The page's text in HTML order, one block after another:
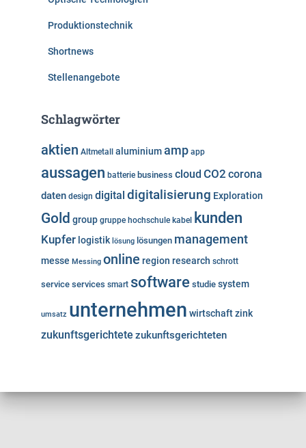
Produktionstechnik
Shortnews
Stellenangebote
Schlagwörter
aktien Altmetall aluminiumamp app
aussagen batterie business cloud CO2 corona
daten design digital digitalisierung Exploration
Gold group gruppe hochschule kabel kunden
Kupfer logistik lösung lösungen management
messe Messing online region research schrott
service services smart software studie system
umsatz unternehmen wirtschaftzink
zukunftsgerichtete zukunftsgerichteten